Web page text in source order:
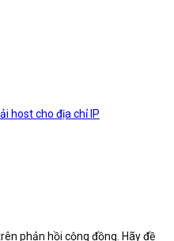
host cho địa chỉ IP
phản hồi cộng đồng. Hãy đề